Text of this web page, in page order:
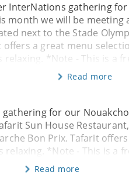
InterNations gathering
month we will be meeting
next to the Stade
offers a great menu
relaxing. *Note - This is a
Read more
for our
Sun House
Bon Prix. Tafarit
*Note - This is a
Read more